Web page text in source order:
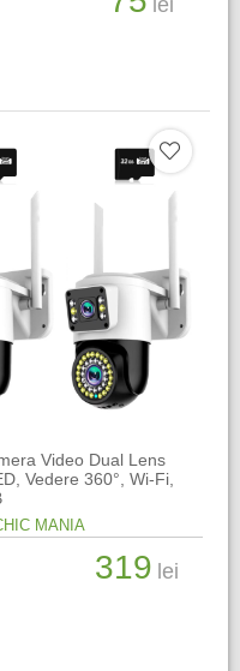
lei
Video Dual Lens
Vedere 360°, Wi-Fi,
MANIA
319 lei